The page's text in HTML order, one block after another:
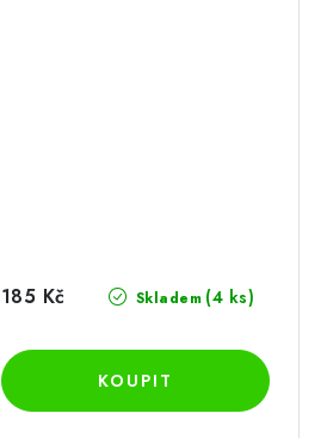
Skladem (4 ks)
185 Kč